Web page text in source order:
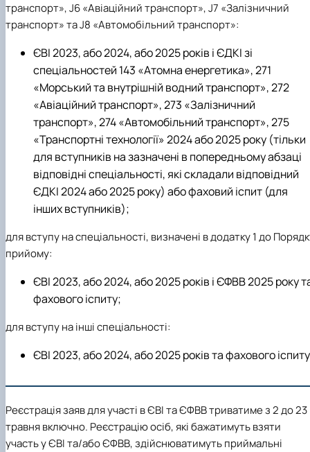
транспорт», J6 «Авіаційний транспорт», J7 «Залізничний
транспорт» та J8 «Автомобільний транспорт»:
ЄВІ 2023, або 2024, або 2025 років іЄДКІзі
спеціальностей 143 «Атомна енергетика», 271
«Морський та внутрішній водний транспорт», 272
«Авіаційний транспорт», 273 «Залізничний
транспорт», 274 «Автомобільний транспорт», 275
«Транспортні технології» 2024 або 2025 року (тільки
для вступників на зазначені в попередньому абзаці
відповідні спеціальності, які складали відповідний
ЄДКІ 2024 або 2025 року) або фаховий іспит (для
інших вступників);
для вступу на спеціальності, визначені в додатку 1 до
прийому:
ЄВІ 2023, або 2024, або 2025 років і ЄФВВ 2025 року
фахового іспиту;
для вступу на інші спеціальності:
ЄВІ 2023, або 2024, або 2025 років та фахового
Реєстрація заяв для участі в ЄВІ та ЄФВВ триватиме з 2 до 23
травня включно. Реєстрацію осіб, які бажатимуть взяти
участь у ЄВІ та/або ЄФВВ, здійснюватимуть приймальні